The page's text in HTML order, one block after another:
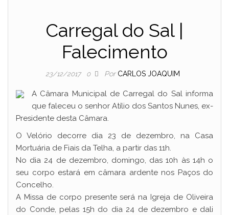
Carregal do Sal |
Falecimento
23/12/2017 0 Por CARLOS JOAQUIM
A Câmara Municipal de Carregal do Sal informa
que faleceu o senhor Atílio dos Santos Nunes, ex-
Presidente desta Câmara.
O Velório decorre dia 23 de dezembro, na Casa
Mortuária de Fiais da Telha, a partir das 11h.
No dia 24 de dezembro, domingo, das 10h às 14h o
seu corpo estará em câmara ardente nos Paços do
Concelho.
A Missa de corpo presente será na Igreja de Oliveira
do Conde, pelas 15h do dia 24 de dezembro e dali